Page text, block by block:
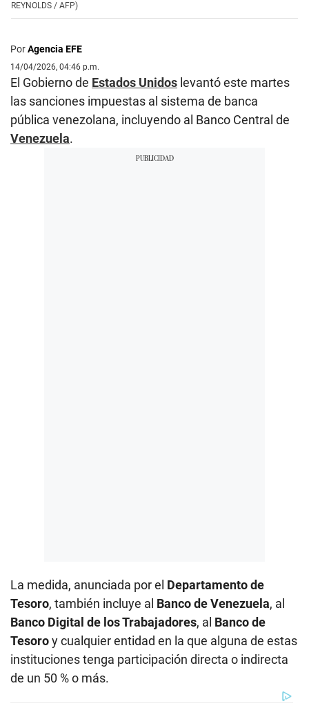
REYNOLDS / AFP)
PorAgencia EFE
14/04/2026, 04:46 p.m.
El Gobierno de Estados Unidos levantó este martes
las sanciones impuestas al sistema de banca
pública venezolana, incluyendo al Banco Central de
Venezuela.
La medida, anunciada por el Departamento de
Tesoro, también incluye al Banco de Venezuela, al
Banco Digital de los Trabajadores, al Banco de
Tesoroy cualquier entidad en la que alguna de estas
instituciones tenga participación directa o indirecta
de un 50 % o más.